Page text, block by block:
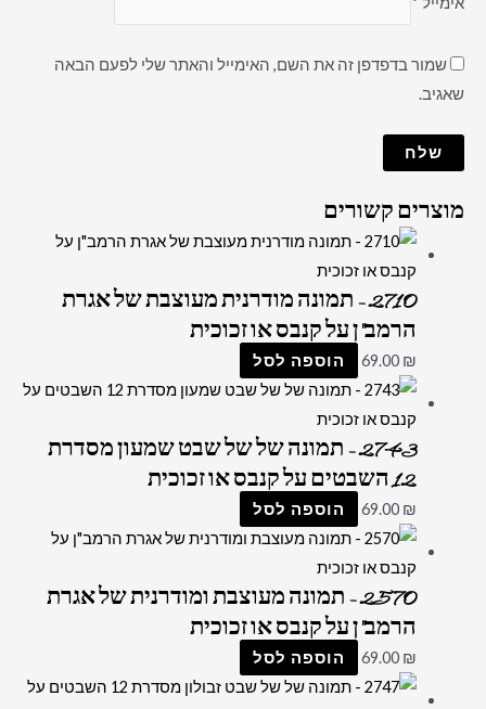
שמור בדפדפן זה את השם, האימייל והאתר שלי לפעם הבאה
שאגיב.
מוצרים קשורים
2710 – תמונה מודרנית מעוצבת של אגרת
הרמב"ן על קנבס או זכוכית
69.00 ₪ הוספה לסל
2743 – תמונה של של שבט שמעון מסדרת
12 השבטים על קנבס או זכוכית
69.00 ₪ הוספה לסל
2570 – תמונה מעוצבת ומודרנית של אגרת
הרמב"ן על קנבס או זכוכית
69.00 ₪ הוספה לסל